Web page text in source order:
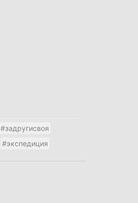
#задругисвоя
#экспедиция